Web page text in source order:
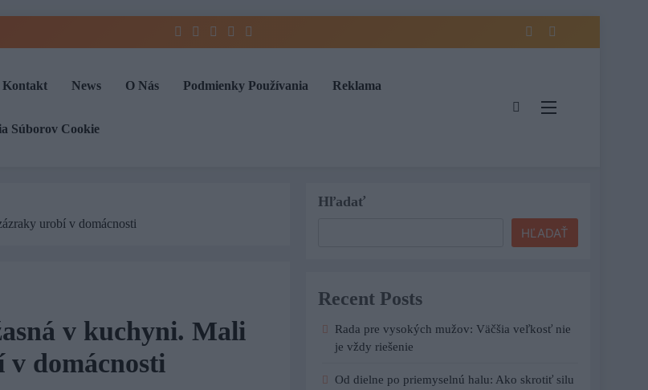
Kontakt News O Nás Podmienky Používania Reklama
Súborov Cookie
urobí v domácnosti
v kuchyni. Mali
domácnosti
Hľadať
HĽADAŤ
Recent Posts
Rada pre vysokých mužov: Väčšia veľkosť nie
je vždy riešenie
Od dielne po priemyselnú halu: Ako skrotiť silu